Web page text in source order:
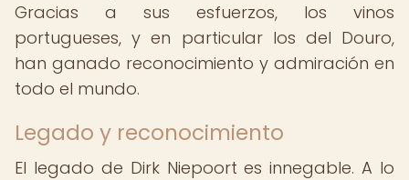
Gracias a sus esfuerzos, los vinos
portugueses, y en particular los del Douro,
han ganado reconocimiento y admiración en
todo el mundo.
Legado y reconocimiento
El legado de Dirk Niepoort es innegable. A lo